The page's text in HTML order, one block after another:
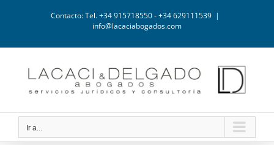
Contacto: Tel. +34 915718550 - +34 629111539 |
info@lacaciabogados.com
Ir a...